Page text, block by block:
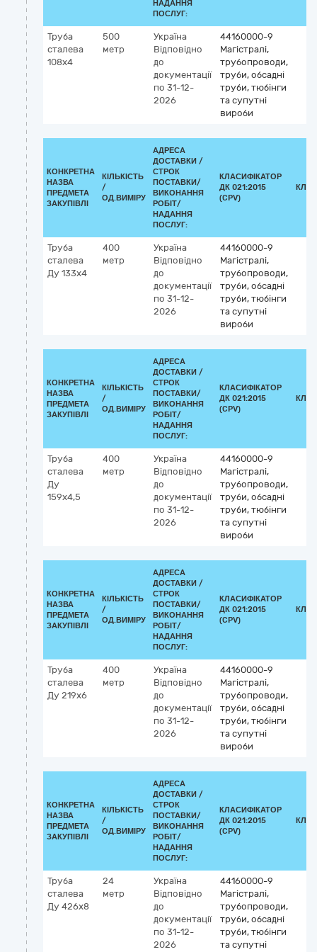
НАДАННЯ
ПОСЛУГ:
Труба
сталева
108х4
500
метр
Україна
Відповідно
до
документації
по 31-12-
2026
44160000-9
Магістралі,
трубопроводи,
труби, обсадні
труби, тюбінги
та супутні
вироби
КОНКРЕТНА
НАЗВА
ПРЕДМЕТА
ЗАКУПІВЛІ
КІЛЬКІСТЬ
/
ОД.ВИМІРУ
АДРЕСА
ДОСТАВКИ /
СТРОК
ПОСТАВКИ/
ВИКОНАННЯ
РОБІТ/
НАДАННЯ
ПОСЛУГ:
КЛАСИФІКАТОР
ДК 021:2015
(CPV)
Труба
сталева
Ду 133х4
400
метр
Україна
Відповідно
до
документації
по 31-12-
2026
44160000-9
Магістралі,
трубопроводи,
труби, обсадні
труби, тюбінги
та супутні
вироби
КОНКРЕТНА
НАЗВА
ПРЕДМЕТА
ЗАКУПІВЛІ
КІЛЬКІСТЬ
/
ОД.ВИМІРУ
АДРЕСА
ДОСТАВКИ /
СТРОК
ПОСТАВКИ/
ВИКОНАННЯ
РОБІТ/
НАДАННЯ
ПОСЛУГ:
КЛАСИФІКАТОР
ДК 021:2015
(CPV)
Труба
сталева
Ду
159х4,5
400
метр
Україна
Відповідно
до
документації
по 31-12-
2026
44160000-9
Магістралі,
трубопроводи,
труби, обсадні
труби, тюбінги
та супутні
вироби
КОНКРЕТНА
НАЗВА
ПРЕДМЕТА
ЗАКУПІВЛІ
КІЛЬКІСТЬ
/
ОД.ВИМІРУ
АДРЕСА
ДОСТАВКИ /
СТРОК
ПОСТАВКИ/
ВИКОНАННЯ
РОБІТ/
НАДАННЯ
ПОСЛУГ:
КЛАСИФІКАТОР
ДК 021:2015
(CPV)
Труба
сталева
Ду 219х6
400
метр
Україна
Відповідно
до
документації
по 31-12-
2026
44160000-9
Магістралі,
трубопроводи,
труби, обсадні
труби, тюбінги
та супутні
вироби
КОНКРЕТНА
НАЗВА
ПРЕДМЕТА
ЗАКУПІВЛІ
КІЛЬКІСТЬ
/
ОД.ВИМІРУ
АДРЕСА
ДОСТАВКИ /
СТРОК
ПОСТАВКИ/
ВИКОНАННЯ
РОБІТ/
НАДАННЯ
ПОСЛУГ:
КЛАСИФІКАТОР
ДК 021:2015
(CPV)
Труба
сталева
Ду 426х8
24
метр
Україна
Відповідно
до
документації
по 31-12-
2026
44160000-9
Магістралі,
трубопроводи,
труби, обсадні
труби, тюбінги
та супутні